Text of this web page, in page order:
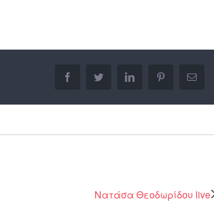
facebooktwitter linkedin pinterestEmail
Νατάσα Θεοδωρίδου live